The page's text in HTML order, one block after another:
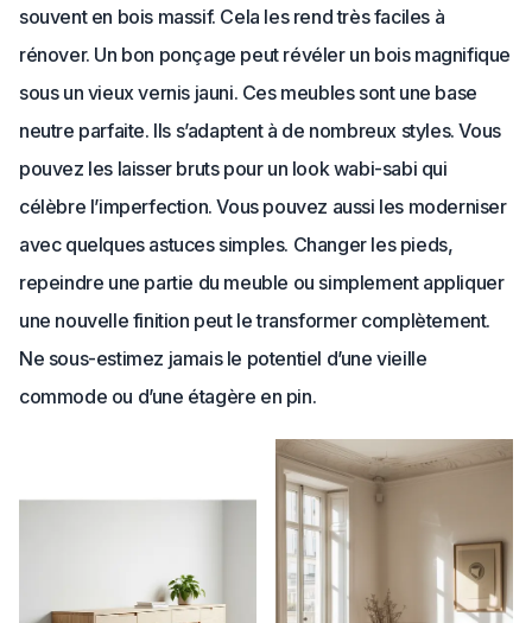
souvent en bois massif. Cela les rend très faciles à
rénover. Un bon ponçage peut révéler un bois magnifique
sous un vieux vernis jauni. Ces meubles sont une base
neutre parfaite. Ils s’adaptent à de nombreux styles. Vous
pouvez les laisser bruts pour un look wabi-sabi qui
célèbre l’imperfection. Vous pouvez aussi les moderniser
avec quelques astuces simples. Changer les pieds,
repeindre une partie du meuble ou simplement appliquer
une nouvelle finition peut le transformer complètement.
Ne sous-estimez jamais le potentiel d’une vieille
commode ou d’une étagère en pin.